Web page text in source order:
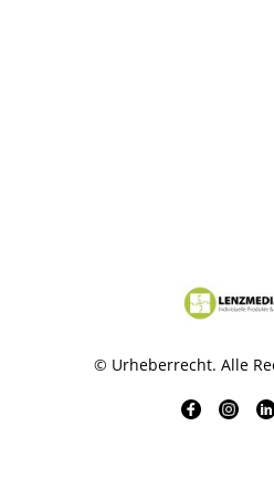
© Urheberrecht. Alle